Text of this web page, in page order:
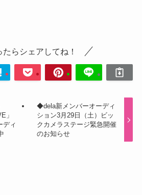
たらシェアしてね！
」
ディ
◆dela新メンバーオーディ
ション3月29日（土）ビッ
クカメラステージ緊急開催
のお知らせ